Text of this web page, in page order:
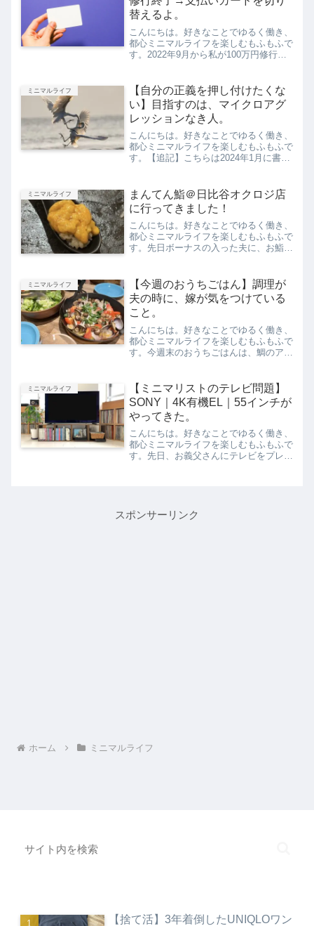
替えるよ。
こんにちは。好きなことでゆるく働き、
都心ミニマルライフを楽しむもふもふで
す。2022年9月から私が100万円修行に
ミニマリストの私の場合、光熱費などの
支払い切り替え夫に...
ミニマルライフ
【自分の正義を押し付けたくな
い】目指すのは、マイクロアグ
レッションなき人。
こんにちは。好きなことでゆるく働き、
都心ミニマルライフを楽しむもふもふで
す。【追記】こちらは2024年1月に書い
ペットが亡くなった、というニュースを
見ました。彼らと飼...
ミニマルライフ
まんてん鮨＠日比谷オクロジ店
に行ってきました！
こんにちは。好きなことでゆるく働き、
都心ミニマルライフを楽しむもふもふで
す。先日ボーナスの入った夫に、お鮨を
とう。そこが本当に大満足！あまりにお
すすめだったのでご紹介し...
ミニマルライフ
【今週のおうちごはん】調理が
夫の時に、嫁が気をつけている
こと。
こんにちは。好きなことでゆるく働き、
都心ミニマルライフを楽しむもふもふで
す。今週末のおうちごはんは、鯛のアク
ることに。「太るメニューは全部好き」
という私とは違い、夫はあ...
ミニマルライフ
【ミニマリストのテレビ問題】
SONY｜4K有機EL｜55インチが
やってきた。
こんにちは。好きなことでゆるく働き、
都心ミニマルライフを楽しむもふもふで
す。先日、お義父さんにテレビをプレゼ
スポンサーリンク
ホーム ミニマルライフ
【捨て活】3年着倒したUNIQLOワン